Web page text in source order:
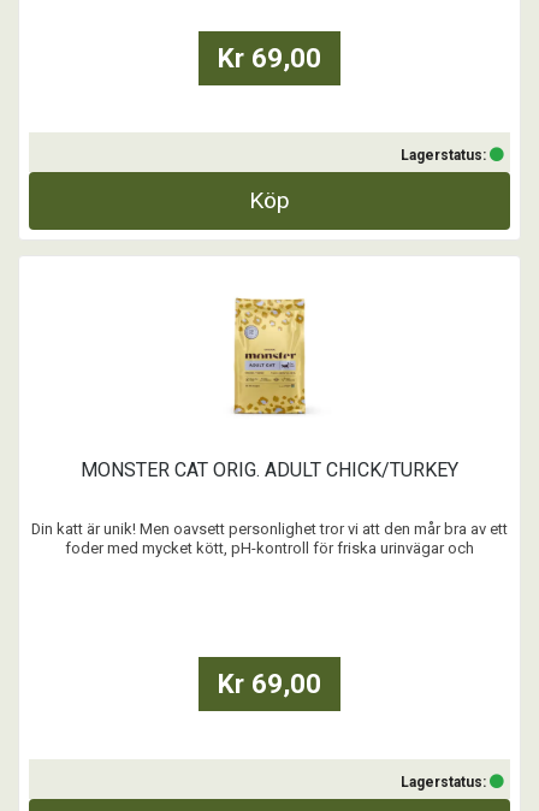
Kr 69,00
Lagerstatus:
Köp
MONSTER CAT ORIG. ADULT CHICK/TURKEY
Din katt är unik! Men oavsett personlighet tror vi att den mår bra av ett
foder med mycket kött, pH-kontroll för friska urinvägar och
Kr 69,00
Lagerstatus: